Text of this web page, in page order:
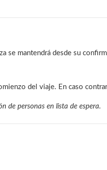
se mantendrá desde su
del viaje. En caso
de personas en lista de espera.